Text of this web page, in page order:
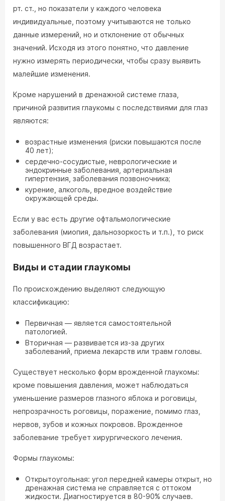
рт. ст., но показатели у каждого человека
индивидуальные, поэтому учитываются не только
данные измерений, но и отклонение от обычных
значений. Исходя из этого понятно, что давление
нужно измерять периодически, чтобы сразу выявить
малейшие изменения.
Кроме нарушений в дренажной системе глаза,
причиной развития глаукомы с последствиями для глаз
являются:
возрастные изменения (риски повышаются после
40 лет);
сердечно-сосудистые, неврологические и
эндокринные заболевания, артериальная
гипертензия, заболевания позвоночника;
курение, алкоголь, вредное воздействие
окружающей среды.
Если у вас есть другие офтальмологические
заболевания (миопия, дальнозоркость и т.п.), то риск
повышенного ВГД возрастает.
Виды и стадии глаукомы
По происхождению выделяют следующую
классификацию:
Первичная — является самостоятельной
патологией.
Вторичная — развивается из-за других
заболеваний, приема лекарств или травм головы.
Существует несколько форм врожденной глаукомы:
кроме повышения давления, может наблюдаться
уменьшение размеров глазного яблока и роговицы,
непрозрачность роговицы, поражение, помимо глаз,
нервов, зубов и кожных покровов. Врожденное
заболевание требует хирургического лечения.
Формы глаукомы:
Открытоугольная: угол передней камеры открыт, но
дренажная система не справляется с оттоком
жидкости. Диагностируется в 80-90% случаев.